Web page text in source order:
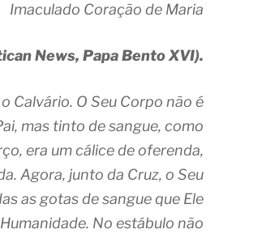
Imaculado Coração de Maria
News, Papa Bento XVI).
Calvário. O Seu Corpo não é
mas tinto de sangue, como
era um cálice de oferenda,
Agora, junto da Cruz, o Seu
as gotas de sangue que Ele
No estábulo não